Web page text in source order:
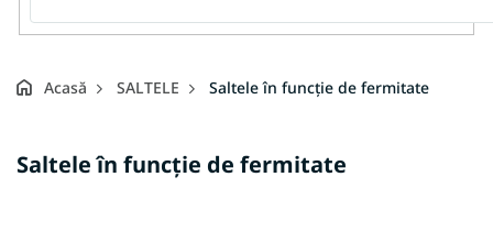
Acasă SALTELE Saltele în funcție de fermitate
Saltele în funcție de fermitate